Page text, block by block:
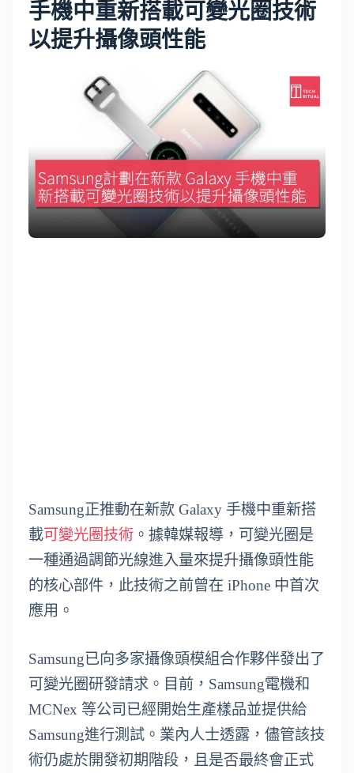
手機中重新搭載可變光圈技術
以提升攝像頭性能
Samsung正推動在新款 Galaxy 手機中重新搭
載可變光圈技術 。據韓媒報導，可變光圈是
一種通過調節光線進入量來提升攝像頭性能
的核心部件，此技術之前曾在 iPhone 中首次
應用。
Samsung已向多家攝像頭模組合作夥伴發出了
可變光圈研發請求。目前，Samsung電機和
MCNex 等公司已經開始生產樣品並提供給
Samsung進行測試。業內人士透露，儘管該技
術仍處於開發初期階段，且是否最終會正式